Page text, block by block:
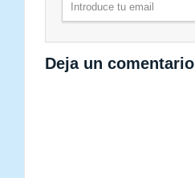
Deja un comentario